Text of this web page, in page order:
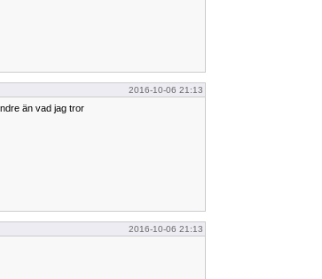
2016-10-06 21:13
än vad jag tror
2016-10-06 21:13